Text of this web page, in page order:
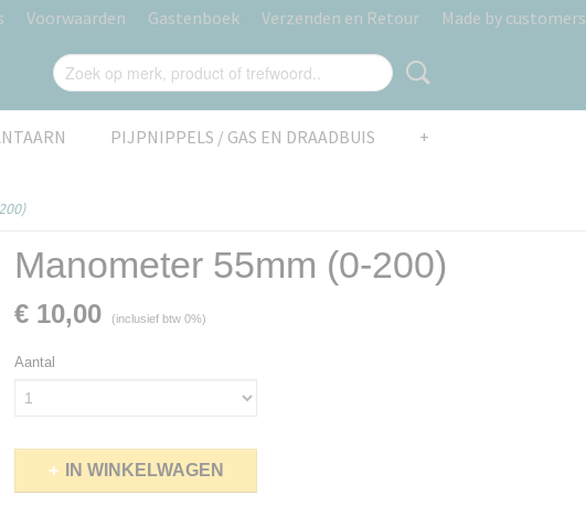
Voorwaarden Gastenboek Verzenden en Retour Made by customers
PIJPNIPPELS / GAS EN DRAADBUIS +
Manometer 55mm (0-200)
€ 10,00 (inclusief btw 0%)
Aantal
IN WINKELWAGEN